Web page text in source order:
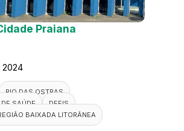
Praiana
2024
RIO DAS OSTRAS
SAÚDE
DEFIS
BAIXADA LITORÂNEA